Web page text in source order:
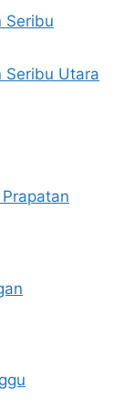
Seribu
Seribu Utara